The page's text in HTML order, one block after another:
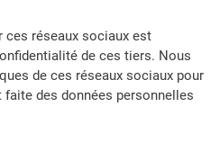
ces réseaux sociaux est
de ces tiers. Nous
de ces réseaux sociaux pour
des données personnelles